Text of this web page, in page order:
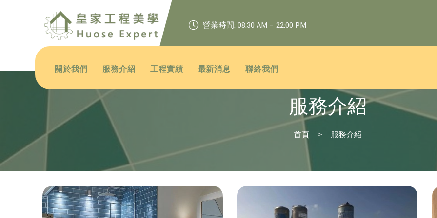
營業時間: 08:30 AM – 22:00 PM
關於我們 服務介紹 工程實績 最新消息 聯絡我們
服務介紹
首頁 服務介紹